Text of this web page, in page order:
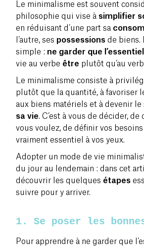
Le minimalisme est souvent
philosophie qui vise à simplifier
en réduisant d’une part sa
l’autre, ses possessions de biens.
simple : ne garder que l’essentiel
vie au verbe être plutôt qu’au
Le minimalisme consiste à
plutôt que la quantité, à favoriser
aux biens matériels et à devenir le
sa vie. C’est à vous de décider, de
vous voulez, de définir vos
vraiment essentiel à vos yeux.
Adopter un mode de vie
du jour au lendemain : dans cet
découvrir les quelques étapes
suivre pour y arriver.
1. Se poser les
Pour apprendre à ne garder que